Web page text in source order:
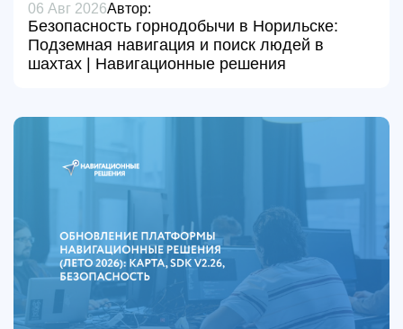
06 Авг 2026Автор:
Безопасность горнодобычи в Норильске:
Подземная навигация и поиск людей в
шахтах | Навигационные решения